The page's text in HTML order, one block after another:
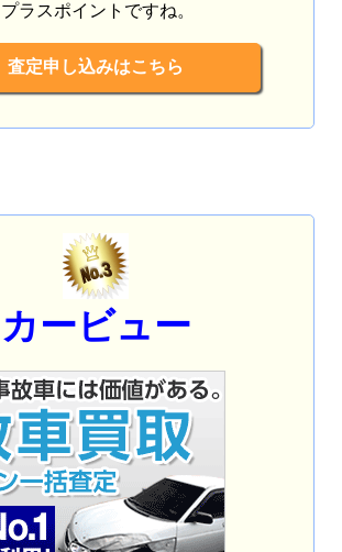
ラスポイントですね。
査定申し込みはこちら
カービュー